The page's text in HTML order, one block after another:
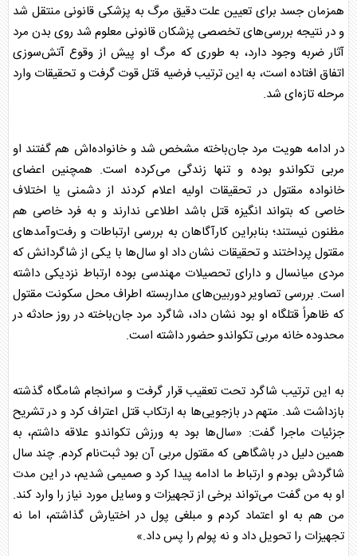
همزمان جسد برای تعیین علت دقیق مرگ به پزشکی قانونی منتقل شد
و در نتیجه بررسی‌های تخصصی پزشکان قانونی معلوم شد روی بدن مرد
آثار ضربه وجود دارد، به طوری که مرگ او پیش از وقوع آتش‌سوزی
اتفاق افتاده است، به این ترتیب فرضیه قتلقوت گرفت و تحقیقات وارد
مرحله تازه‌ای شد.
در ادامه هویت مرد جان‌باخته مشخص شد و خانواده‌اش هم گفتند او
مربی تکواندو بوده و تنها زندگی می‌کرده است. همچنین اعضای
خانواده مقتول در تحقیقات اولیه اعلام کردند از دشمنی یا اختلاف
خاصی که بتواند انگیزه قتل باشد اطلاعی ندارند و به فرد خاصی هم
مظنون نیستند؛ بنابراین کارآگاهان به بررسی ارتباطات و رفت‌وآمد‌های
مقتول پرداختند و تحقیقات نشان داد او سال‌ها با یکی از شاگردانش که
مردی میانسال و دارای تحصیلات مهندسی بوده ارتباط نزدیکی داشته
است. بررسی تصاویر دوربین‌های مداربسته اطراف محل سکونت مقتول
که ظاهراًقتلگاه او بود نشان داد، شاگرد مرد جان‌باخته در روز حادثه در
محدوده خانه مربی تکواندو حضور داشته است.
به این ترتیب شاگرد تحت تعقیب قرار گرفت و سرانجام شامگاه گذشته
بازداشت شد. متهم در بازجویی‌ها به ارتکابقتل اعتراف کرد و در تشریح
جزئیات ماجرا گفت: «سال‌ها بود به ورزش تکواندو علاقه داشتم، به
همین دلیل در باشگاهی که مقتول مربی آن بود ثبت‌نام کردم. چند سال
شاگردش بودم و ارتباط ما ادامه پیدا کرد و صمیمی شدیم، در این مدت
او به من گفت می‌تواند برخی از تجهیزات و وسایل مورد نیاز را وارد کند.
من هم به او اعتماد کردم و مبلغی پول در اختیارش گذاشتم، اما نه
تجهیزات را تحویل داد و نه پولم را پس داد.»